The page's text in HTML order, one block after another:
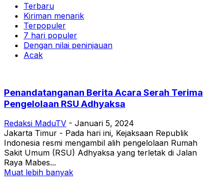
Terbaru
Kiriman menarik
Terpopuler
7 hari populer
Dengan nilai peninjauan
Acak
Penandatanganan Berita Acara Serah Terima
Pengelolaan RSU Adhyaksa
Redaksi MaduTV - Januari 5, 2024
Jakarta Timur - Pada hari ini, Kejaksaan Republik
Indonesia resmi mengambil alih pengelolaan Rumah
Sakit Umum (RSU) Adhyaksa yang terletak di Jalan
Raya Mabes...
Muat lebih banyak